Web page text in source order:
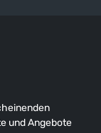
und Angebote